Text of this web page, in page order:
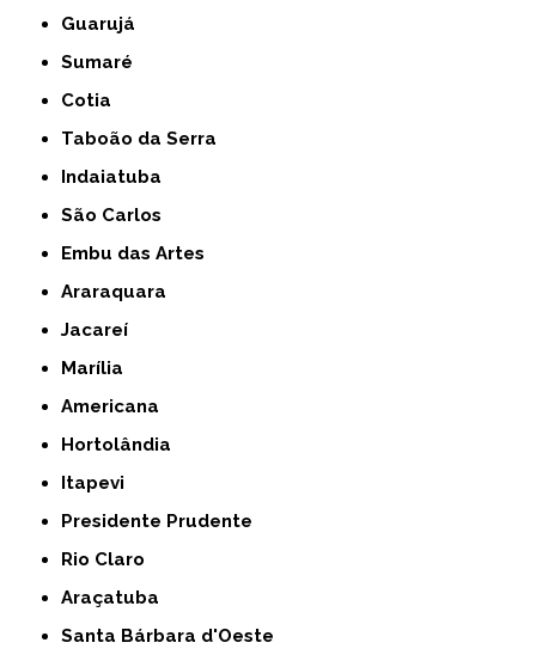
Guarujá
Sumaré
Cotia
Taboão da Serra
Indaiatuba
São Carlos
Embu das Artes
Araraquara
Jacareí
Marília
Americana
Hortolândia
Itapevi
Presidente Prudente
Rio Claro
Araçatuba
Santa Bárbara d'Oeste